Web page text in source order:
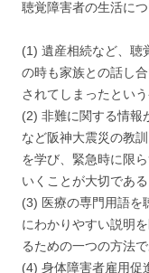
聴覚障害者の生活に
(1) 遺産相続など、聴
の時も家族との話し
されてしまったという
(2) 非難に関する情報
など阪神大震災の教
を学び、緊急時に限
いくことが大切である
(3) 医療の専門用語を
にわかりやすい説明
るための一つの方法で
(4) 身体障害者雇用促